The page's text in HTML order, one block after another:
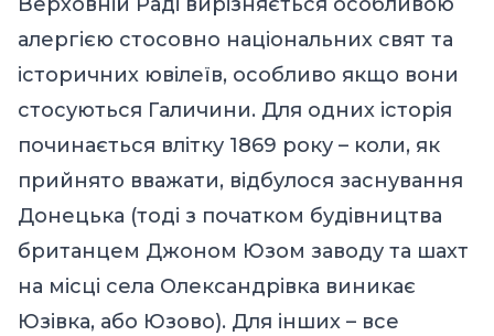
алергією стосовно національних свят та
історичних ювілеїв, особливо якщо вони
стосуються Галичини. Для одних історія
починається влітку 1869 року – коли, як
прийнято вважати, відбулося заснування
Донецька (тоді з початком будівництва
британцем Джоном Юзом заводу та шахт
на місці села Олександрівка виникає
Юзівка, або Юзово). Для інших – все